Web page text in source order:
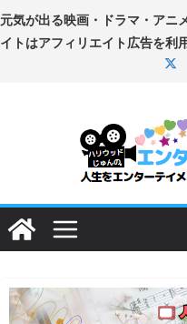
コ
ン
プ